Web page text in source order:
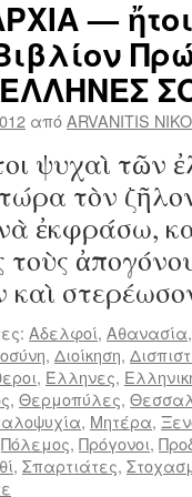
—
απόARVANITIS
ψυχαὶ τῶν
τὸν
ἐκφράσω,
τοὺς
καὶ
Αδελφοί, Αθανασία
, Διοίκηση,
, Έλληνες,
, Θερμοπύλες,
, Μητέρα,
Πόλεμος, Πρόγονοι,
, Σπαρτιάτες,